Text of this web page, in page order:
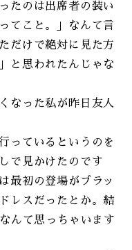
たのは出席者の装い
てこと。」なんて言
だけで絶対に見た方
と思われたんじゃな
なった私が昨日友人
っているというのを
で見かけたのです
最初の登場がブラッ
レスだったとか。結
んて思っちゃいます